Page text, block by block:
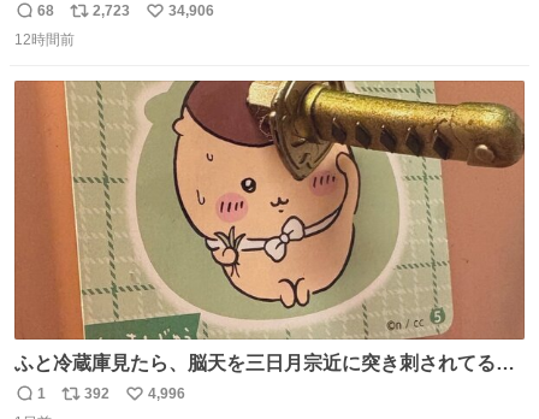
返
信
68
リ
ポ
ト
数
2,723
い
数
34,906
12時間前
ふと冷蔵庫見たら、脳天を三日月宗近に突き刺されてるく
りまんじゅうパイセンが
返
1
リ
392
い
4,996